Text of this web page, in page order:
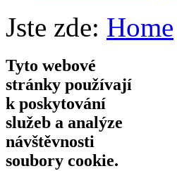
Jste zde: Home
Tyto webové
stránky používají
k poskytování
služeb a analýze
návštěvnosti
soubory cookie.